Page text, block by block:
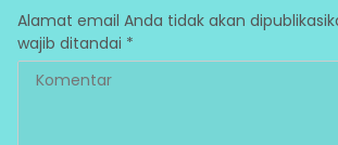
Alamat email Anda tidak akan
wajib ditandai *